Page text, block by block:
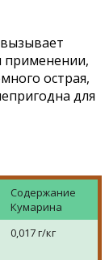
применении,
острая,
для
Содержание
Кумарина
0,017 г/кг